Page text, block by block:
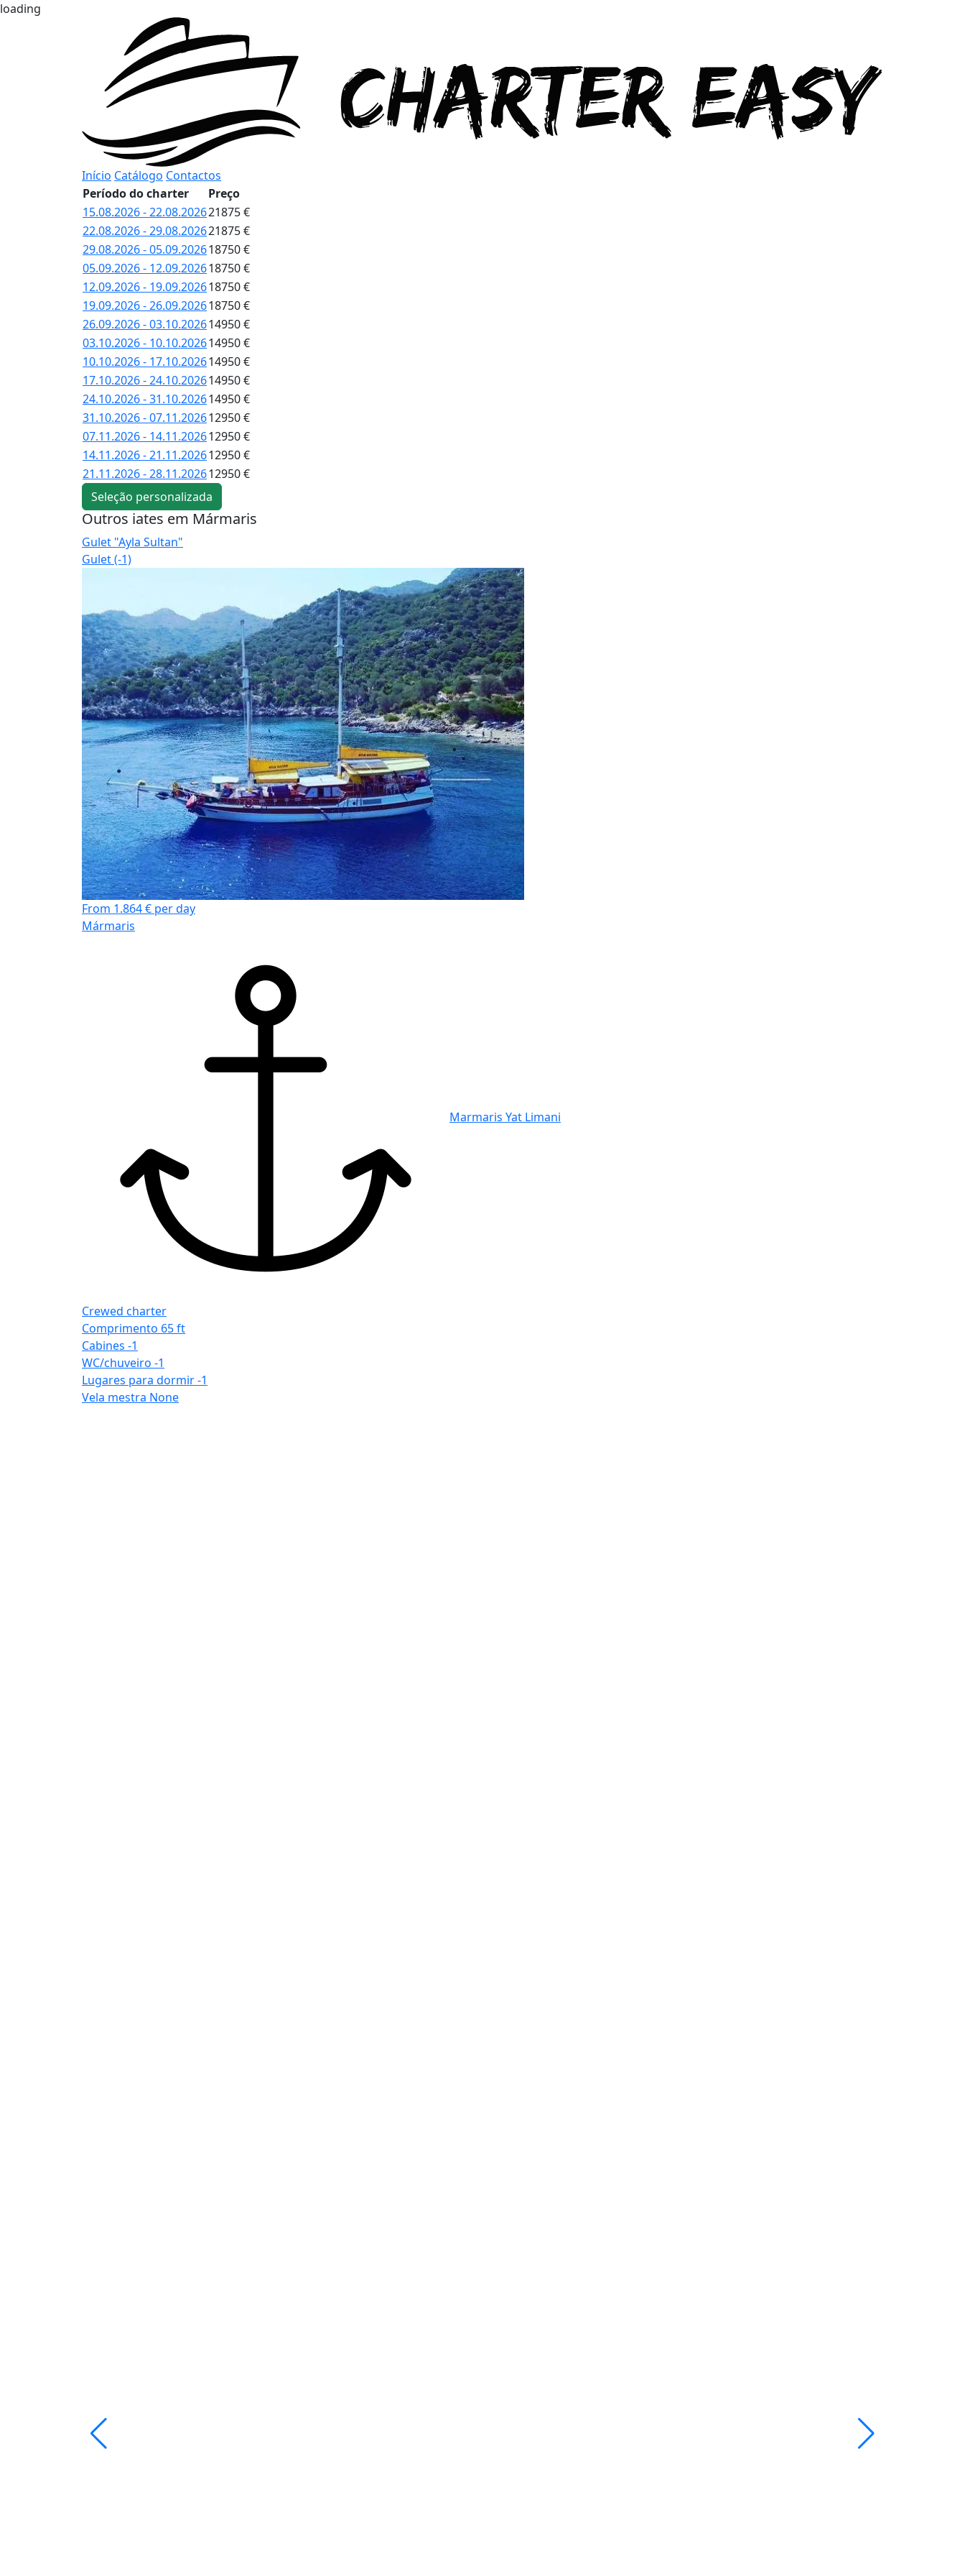
loading
Início Catálogo Contactos
Período do charter
Preço
15.08.2026 - 22.08.202621875 €
22.08.2026 - 29.08.202621875 €
29.08.2026 - 05.09.202618750 €
05.09.2026 - 12.09.202618750 €
12.09.2026 - 19.09.202618750 €
19.09.2026 - 26.09.202618750 €
26.09.2026 - 03.10.202614950 €
03.10.2026 - 10.10.202614950 €
10.10.2026 - 17.10.202614950 €
17.10.2026 - 24.10.202614950 €
24.10.2026 - 31.10.202614950 €
31.10.2026 - 07.11.202612950 €
07.11.2026 - 14.11.202612950 €
14.11.2026 - 21.11.202612950 €
21.11.2026 - 28.11.202612950 €
Seleção personalizada
Outros iates em Mármaris
Gulet "Ayla Sultan"
Gulet (-1)
From 1.864 € per day
Mármaris
Marmaris Yat Limani
Crewed charter
Comprimento 65 ft
Cabines -1
WC/chuveiro -1
Lugares para dormir-1
Vela mestra None